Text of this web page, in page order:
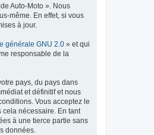
Auto-Moto ». Nous
même. En effet, si vous
à jour.
générale GNU 2.0 » et qui
responsable de la
pays, du pays dans
et définitif et nous
Vous acceptez le
cela nécessaire. En tant
à une tierce partie sans
données.